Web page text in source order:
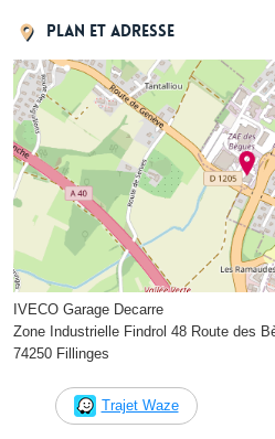
Plan et adresse
IVECO Garage Decarre
Zone Industrielle Findrol 48 Route des
74250 Fillinges
Trajet Waze